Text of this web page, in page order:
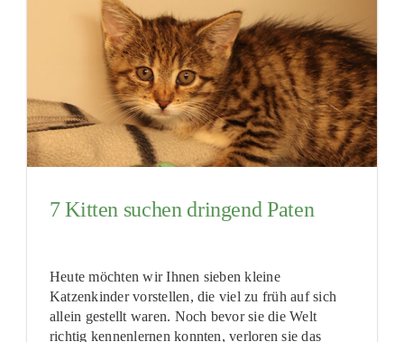
7 Kitten suchen dringend Paten
Heute möchten wir Ihnen sieben kleine
Katzenkinder vorstellen, die viel zu früh auf sich
allein gestellt waren. Noch bevor sie die Welt
richtig kennenlernen konnten, verloren sie das